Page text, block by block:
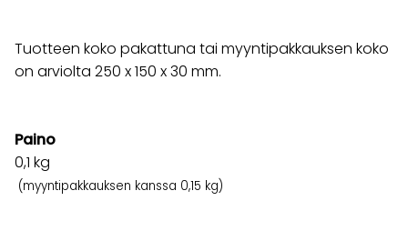
Tuotteen koko pakattuna tai myyntipakkauksen koko
on arviolta 250 x 150 x 30 mm.
Paino
0,1 kg
(myyntipakkauksen kanssa 0,15 kg)